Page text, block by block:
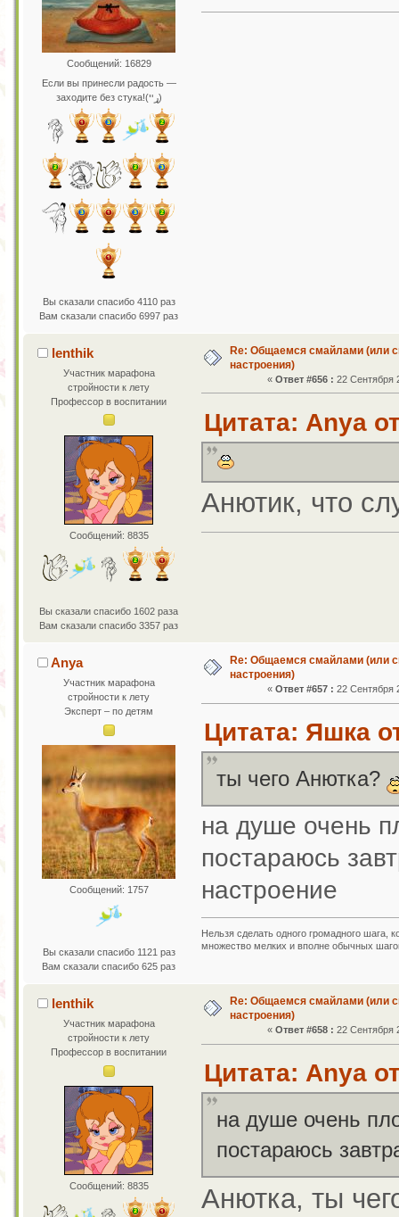
Сообщений: 16829
Если вы принесли радость —
заходите без стука!(ړײ)
Вы сказали спасибо 4110 раз
Вам сказали спасибо 6997 раз
lenthik
Участник марафона
стройности к лету
Профессор в воспитании
Сообщений: 8835
Вы сказали спасибо 1602 раза
Вам сказали спасибо 3357 раз
Re: Общаемся смайлами (или
настроения)
«Ответ #656 : 22 Сентября
Цитата: Anya
Анютик, что
Anya
Участник марафона
стройности к лету
Эксперт – по детям
Сообщений: 1757
Вы сказали спасибо 1121 раз
Вам сказали спасибо 625 раз
Re: Общаемся смайлами (или
настроения)
«Ответ #657 : 22 Сентября
Цитата: Яшка
ты чего Анютка?
на душе очень
постараюсь
настроение
Нельзя сделать одного громадного шага,
множество мелких и вполне обычных
lenthik
Участник марафона
стройности к лету
Профессор в воспитании
Сообщений: 8835
Re: Общаемся смайлами (или
настроения)
«Ответ #658 : 22 Сентября
Цитата: Anya
на душе очень
постараюсь
Анютка, ты